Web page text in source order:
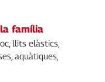
família
llits elàstics,
aquàtiques,